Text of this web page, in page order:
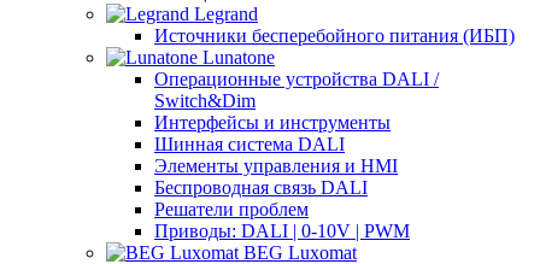
Legrand
Источники бесперебойного питания (ИБП)
Lunatone
Операционные устройства DALI /
Switch&Dim
Интерфейсы и инструменты
Шинная система DALI
Элементы управления и HMI
Беспроводная связь DALI
Решатели проблем
Приводы: DALI | 0-10V | PWM
BEG Luxomat